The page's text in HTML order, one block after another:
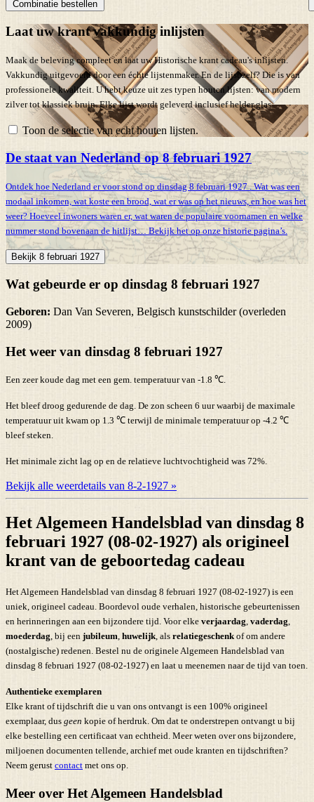
Combinatie bestellen
Laat uw krant vakkundig inlijsten
Maak de beleving compleet en laat uw Historische krant cadeau's inlijsten.
Vakkundig uitgevoerd door een échte lijstenmaker. En de lijst zelf? Die is van
professionele kwaliteit. U hebt keuze uit zes typen houten lijsten: van modern
zilver tot klassiek bruin. Elke lijst wordt geleverd inclusief helder glas.
Toon de selectie van echt houten lijsten.
De staat van Nederland op 8 februari 1927
Ontdek hoe Nederland er voor stond op dinsdag 8 februari 1927 . Wat was een
modaal inkomen, wat koste een brood, wat er was op het nieuws, en hoe was het
weer? Hoeveel inwoners waren er, wat waren de populaire voornamen en welke
nummer stond bovenaan de hitlijst… Bekijk het op onze historie pagina’s.
Bekijk 8 februari 1927
Wat gebeurde er op dinsdag 8 februari 1927
Geboren: Dan Van Severen, Belgisch kunstschilder (overleden
2009)
Het weer van dinsdag 8 februari 1927
Een zeer koude dag met een gem. temperatuur van -1.8 ℃.
Het bleef droog gedurende de dag. De zon scheen 6 uur waarbij de maximale
temperatuur uit kwam op 1.3 ℃ terwijl de minimale temperatuur op -4.2 ℃
bleef steken.
Het minimale zicht lag op en de relatieve luchtvochtigheid was 72%.
Bekijk alle weerdetails van 8-2-1927 »
Het Algemeen Handelsblad van dinsdag 8
februari 1927 (08-02-1927) als origineel
krant van de geboortedag cadeau
Het Algemeen Handelsblad van dinsdag 8 februari 1927 (08-02-1927) is een
uniek, origineel cadeau. Boordevol oude verhalen, historische gebeurtenissen
en herinneringen aan een bijzondere tijd. Voor elke verjaardag, vaderdag,
moederdag, bij een jubileum, huwelijk, als relatiegeschenkof om andere
(nostalgische) redenen. Bestel nu de originele Algemeen Handelsblad van
dinsdag 8 februari 1927 (08-02-1927) en laat u meenemen naar de tijd van toen.
Authentieke exemplaren
Elke krant of tijdschrift die u van ons ontvangt is een 100% origineel
exemplaar, dus geen kopie of herdruk. Om dat te onderstrepen ontvangt u bij
elke bestelling een certificaat van echtheid. Meer weten over ons bijzondere,
miljoenen documenten tellende, archief met oude kranten en tijdschriften?
Neem gerust contact met ons op.
Meer over Het Algemeen Handelsblad